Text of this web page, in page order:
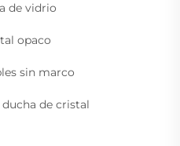
de vidrio
opaco
sin marco
de cristal